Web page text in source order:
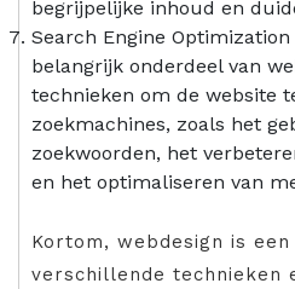
begrijpelijke inhoud en
Search Engine Optimization
belangrijk onderdeel van
technieken om de website
zoekmachines, zoals het
zoekwoorden, het
en het optimaliseren van
Kortom, webdesign is
verschillende technieken